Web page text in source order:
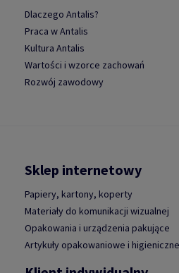
Dlaczego Antalis?
Praca w Antalis
Kultura Antalis
Wartości i wzorce zachowań
Rozwój zawodowy
Sklep internetowy
Papiery, kartony, koperty
Materiały do komunikacji wizualnej
Opakowania i urządzenia pakujące
Artykuły opakowaniowe i higieniczne